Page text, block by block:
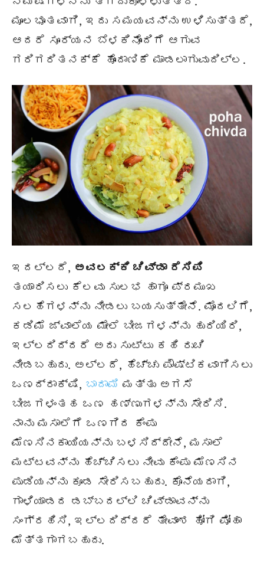
ಮೂಲಭೂತವಾಗಿ, ಇದು ಸಮಯವನ್ನು ಉಳಿಸುತ್ತದೆ,
ಆದರೆ ಸೂರ್ಯನ ಬೆಳಕಿನೊಂದಿಗೆ ಆಗುವ
ಗರಿಗರಿತನಕ್ಕೆ ಹೊಂದಾಣಿಕೆ ಮಾಡಲಾಗುವುದಿಲ್ಲ.
ಇದಲ್ಲದೆ, ಅವಲಕ್ಕಿ ಚಿವ್ಡಾ ರೆಸಿಪಿ
ತಯಾರಿಸಲು ಕೆಲವು ಸುಲಭ ಹಾಗೂ ಪ್ರಮುಖ
ಸಲಹೆಗಳನ್ನು ನೀಡಲು ಬಯಸುತ್ತೇನೆ. ಮೊದಲಿಗೆ,
ಕಡಿಮೆ ಜ್ವಾಲೆಯ ಮೇಲೆ ಬೀಜಗಳನ್ನು ಹುರಿಯಿರಿ,
ಇಲ್ಲದಿದ್ದರೆ ಅದು ಸುಟ್ಟು ಕಹಿ ರುಚಿ
ನೀಡಬಹುದು. ಅಲ್ಲದೆ, ಹೆಚ್ಚು ಪೌಷ್ಟಿಕವಾಗಿಸಲು
ಒಣದ್ರಾಕ್ಷಿ, ಬಾದಾಮಿ ಮತ್ತು ಅಗಸೆ
ಬೀಜಗಳಂತಹ ಒಣ ಹಣ್ಣುಗಳನ್ನು ಸೇರಿಸಿ.
ನಾನು ಮಸಾಲೆಗೆ ಒಣಗಿದ ಕೆಂಪು
ಮೆಣಸಿನಕಾಯಿಯನ್ನು ಬಳಸಿದ್ದೇನೆ, ಮಸಾಲೆ
ಮಟ್ಟವನ್ನು ಹೆಚ್ಚಿಸಲು ನೀವು ಕೆಂಪು ಮೆಣಸಿನ
ಪುಡಿಯನ್ನು ಕೂಡ ಸೇರಿಸಬಹುದು. ಕೊನೆಯದಾಗಿ,
ಗಾಳಿಯಾಡದ ಡಬ್ಬದಲ್ಲಿ ಚಿವ್ಡಾವನ್ನು
ಸಂಗ್ರಹಿಸಿ, ಇಲ್ಲದಿದ್ದರೆ ತೇವಾಂಶ ಹೋಗಿ ಪೋಹಾ
ಮೆತ್ತಗಾಗಬಹುದು.